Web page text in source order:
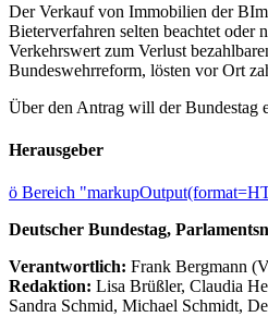
Der Verkauf von Immobilien der
Bieterverfahren selten beachtet oder
Verkehrswert zum Verlust
Bundeswehrreform, lösten vor Ort
Über den Antrag will der Bundestag
Herausgeber
ö Bereich
Deutscher Bundestag,
Verantwortlich: Frank Bergmann
Redaktion: Lisa Brüßler, Claudia
Sandra Schmid, Michael Schmidt,